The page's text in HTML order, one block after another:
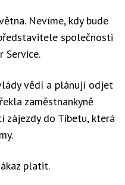
Nevíme, kdy bude
společnosti
Service.
vědí a plánují odjet
zaměstnankyně
zájezdy do Tibetu, která
platit.